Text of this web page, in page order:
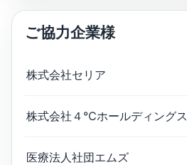
ご協力企業様
株式会社セリア
株式会社４℃ホールディングス
医療法人社団エムズ